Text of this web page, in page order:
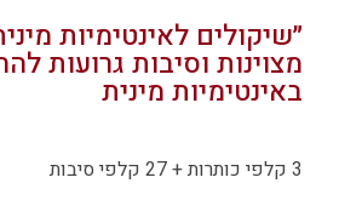
״שיקולים לאינטימיות
מצוינות וסיבות גרועות
באינטימיות מינית
3 קלפי כותרות + 27 קלפי סיבות